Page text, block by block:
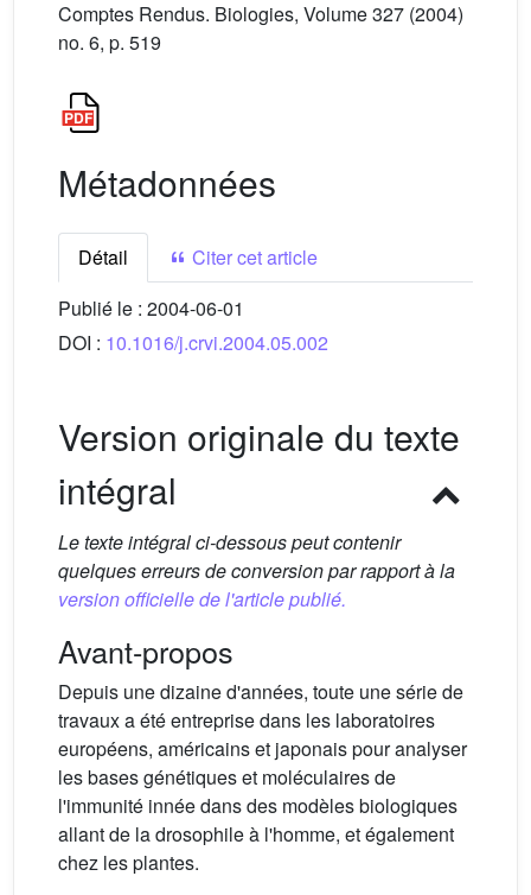
Comptes Rendus. Biologies, Volume 327 (2004)
no. 6, p. 519
Métadonnées
Détail
Citer cet article
Publié le : 2004-06-01
DOI : 10.1016/j.crvi.2004.05.002
Version originale du texte
intégral
Le texte intégral ci-dessous peut contenir
quelques erreurs de conversion par rapport à la
version officielle de l'article publié.
Avant-propos
Depuis une dizaine d'années, toute une série de
travaux a été entreprise dans les laboratoires
européens, américains et japonais pour analyser
les bases génétiques et moléculaires de
l'immunité innée dans des modèles biologiques
allant de la drosophile à l'homme, et également
chez les plantes.